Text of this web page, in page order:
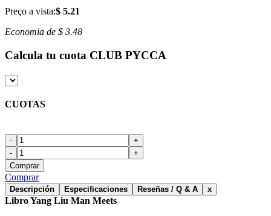
Preço a vista:$ 5.21
Economia de $ 3.48
Calcula tu cuota CLUB PYCCA
CUOTAS
-
+
-
+
Comprar
Comprar
Descripción Especificaciones Reseñas / Q & A x
Libro Yang Liu Man Meets